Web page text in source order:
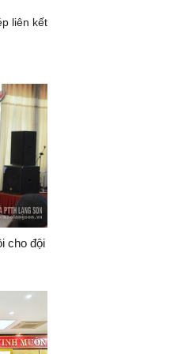
liên kết
cho đội